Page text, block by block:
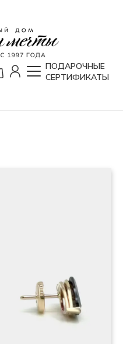
ПОДАРОЧНЫЕ
СЕРТИФИКАТЫ